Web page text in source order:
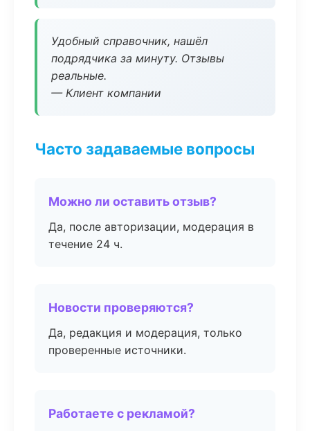
Удобный справочник, нашёл
подрядчика за минуту. Отзывы
реальные.
— Клиент компании
Часто задаваемые вопросы
Можно ли оставить отзыв?
Да, после авторизации, модерация в
течение 24 ч.
Новости проверяются?
Да, редакция и модерация, только
проверенные источники.
Работаете с рекламой?